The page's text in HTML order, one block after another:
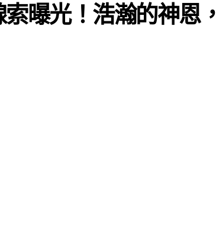
曝光！浩瀚的神恩，